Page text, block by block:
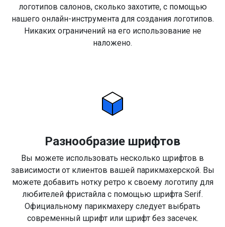
логотипов салонов, сколько захотите, с помощью
нашего онлайн-инструмента для создания логотипов.
Никаких ограничений на его использование не
наложено.
Разнообразие шрифтов
Вы можете использовать несколько шрифтов в
зависимости от клиентов вашей парикмахерской. Вы
можете добавить нотку ретро к своему логотипу для
любителей фристайла с помощью шрифта Serif.
Официальному парикмахеру следует выбрать
современный шрифт или шрифт без засечек.